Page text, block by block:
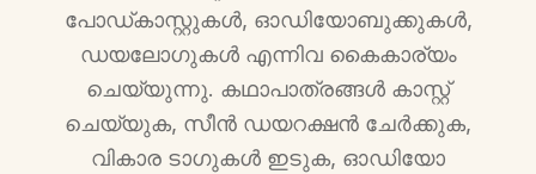
പോഡ്‌കാസ്റ്റുകൾ, ഓഡിയോബുക്കുകൾ,
ഡയലോഗുകൾ എന്നിവ കൈകാര്യം
ചെയ്യുന്നു. കഥാപാത്രങ്ങൾ കാസ്റ്റ്
ചെയ്യുക, സീൻ ഡയറക്ഷൻ ചേർക്കുക,
വികാര ടാഗുകൾ ഇടുക, ഓഡിയോ